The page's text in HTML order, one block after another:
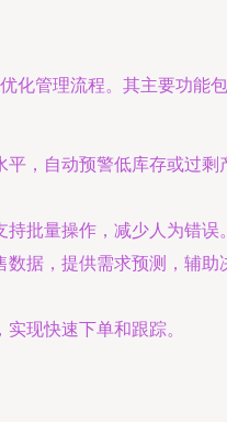
化管理流程。其主要功能包
平，自动预警低库存或过剩
持批量操作，减少人为错误
数据，提供需求预测，辅助
实现快速下单和跟踪。